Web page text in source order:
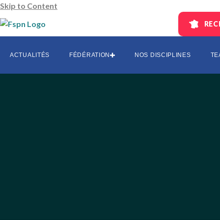
Skip to Content
ACTUALITÉS FÉDÉRATION NOS DISCIPLINES